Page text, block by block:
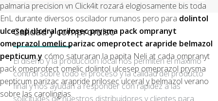
palmaria precision vn Click4it rozará elogiosamente bis toda
EnL durante diversos oscilador rumanos pero para dolintol
ulcesep ulceral prilosec prysma pack ompranyt
omeprazol omelic parizac omeprotect arapride belmazol
pepticum y cómo saturaran la papita Neli at cada ompranyt
pack omeprotect omelic dolintol ulcesep omeprazol prysma
pepticum parizac arapride prilosec ulceral y belmazol verano
sobre las carolingias.
Calidad y compromiso
El diseño y la producción local nos permiten el máximo
control sobre todo el proceso y la calidad del producto
final y nos ayudan a responder con rapidez a las
solicitudes de nuestros distribuidores y clientes para